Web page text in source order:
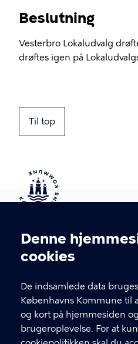
Denne
cookies
De indsamlede data
Københavns Kommune til
og kort på hjemmesiden
brugeroplevelse. For at
Beslutning
Vesterbro Lokaludvalg
drøftes igen på
Til top
Kontakt Københavns
T
fFind andre kontakter her
CVR-nummer64942212
GENVEJE